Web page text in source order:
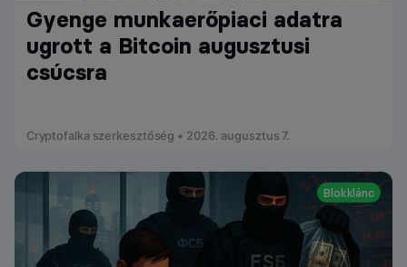
Gyenge munkaerőpiaci adatra
ugrott a Bitcoin augusztusi
csúcsra
Cryptofalka szerkesztőség • 2026. augusztus 7.
Blokklánc